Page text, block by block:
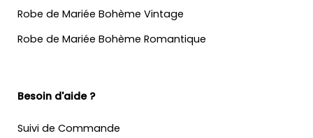
Robe de Mariée Bohème Vintage
Robe de Mariée Bohème Romantique
Besoin d'aide ?
Suivi de Commande